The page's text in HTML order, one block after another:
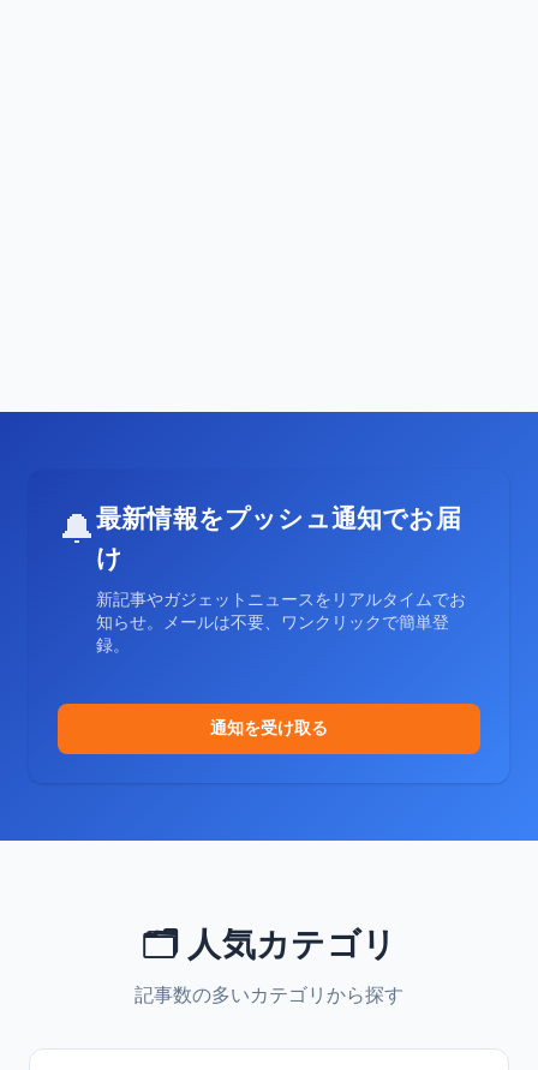
🔔最新情報をプッシュ通知でお届
け
新記事やガジェットニュースをリアルタイムでお
知らせ。メールは不要、ワンクリックで簡単登
録。
通知を受け取る
🗂️ 人気カテゴリ
記事数の多いカテゴリから探す